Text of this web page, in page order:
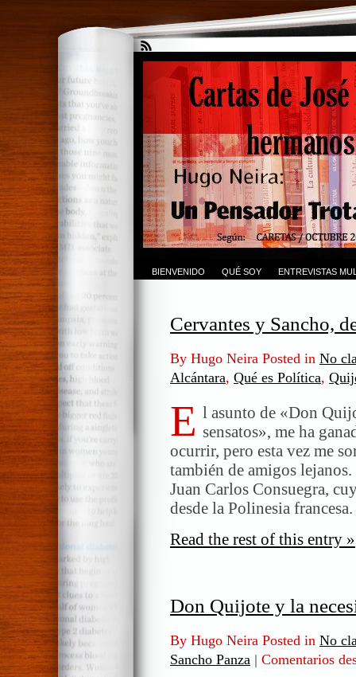
BIENVENIDO QUÉ SOY ENTREVISTAS
Cervantes y Sancho,
By Hugo Neira Posted in No
Alcántara, Qué es Política,
E l asunto de «Don
sensatos», me ha
ocurrir, pero esta vez me
también de amigos
Juan Carlos Consuegra,
desde la Polinesia
Read the rest of this entry »
Don Quijote y la
By Hugo Neira Posted in No
Sancho Panza | Comentarios